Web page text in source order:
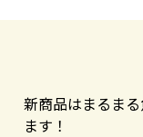
新商品はまるま
ます！